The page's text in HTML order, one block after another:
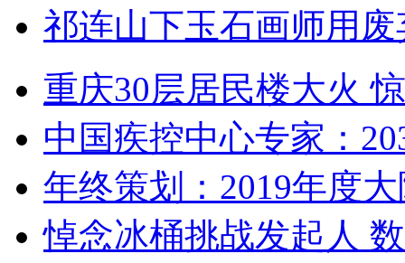
祁连山下玉石画师用
重庆30层居民楼大火
中国疾控中心专家：
年终策划：2019年度
悼念冰桶挑战发起人